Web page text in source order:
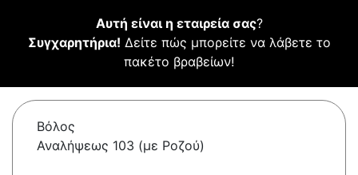
Αυτή είναι η εταιρεία σας?
Συγχαρητήρια! Δείτε πώς μπορείτε να λάβετε το
πακέτο βραβείων!
Βόλος
Αναλήψεως 103 (με Ροζού)